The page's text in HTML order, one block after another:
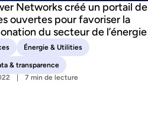
Networks créé un portail de
ouvertes pour favoriser la
du secteur de l’énergie
Énergie & Utilities
& transparence
7 min de lecture